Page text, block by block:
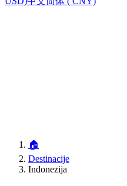
🏠
Destinacije
Indonezija